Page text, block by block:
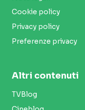
Cookie policy
Privacy policy
Preferenze privacy
Altri contenuti
TVBlog